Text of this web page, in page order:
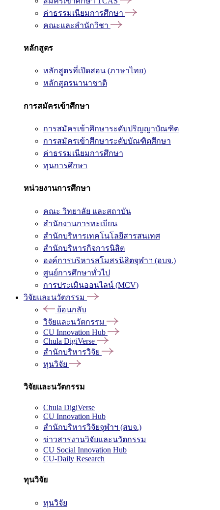
ค่าธรรมเนียมการศึกษา
คณะและสำนักวิชา
หลักสูตร
หลักสูตรที่เปิดสอน (ภาษาไทย)
หลักสูตรนานาชาติ
การสมัครเข้าศึกษา
การสมัครเข้าศึกษาระดับปริญญาบัณฑิต
การสมัครเข้าศึกษาระดับบัณฑิตศึกษา
ค่าธรรมเนียมการศึกษา
ทุนการศึกษา
หน่วยงานการศึกษา
คณะ วิทยาลัย และสถาบัน
สำนักงานการทะเบียน
สำนักบริหารเทคโนโลยีสารสนเทศ
สำนักบริหารกิจการนิสิต
องค์การบริหารสโมสรนิสิตจุฬาฯ (อบจ.)
ศูนย์การศึกษาทั่วไป
การประเมินออนไลน์ (MCV)
วิจัยและนวัตกรรม
ย้อนกลับ
วิจัยและนวัตกรรม
CU Innovation Hub
Chula DigiVerse
สำนักบริหารวิจัย
ทุนวิจัย
วิจัยและนวัตกรรม
Chula DigiVerse
CU Innovation Hub
สำนักบริหารวิจัยจุฬาฯ (สบจ.)
ข่าวสารงานวิจัยและนวัตกรรม
CU Social Innovation Hub
CU-Daily Research
ทุนวิจัย
ทุนวิจัย